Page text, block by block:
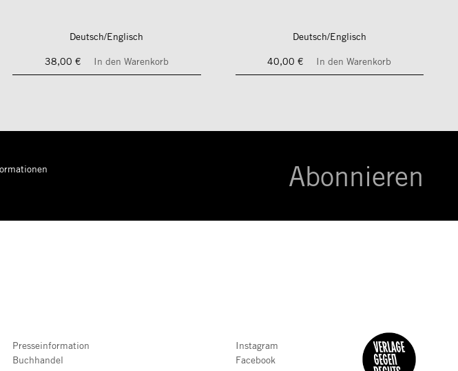
Deutsch/Englisch
38,00 €
In den Warenkorb
Deutsch/Englisch
40,00 €
In den Warenkorb
Abonnieren
Presseinformation
Buchhandel
Instagram
Facebook